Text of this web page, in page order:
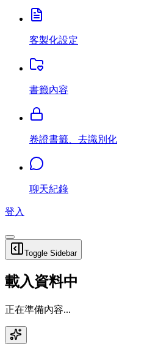
客製化設定
書籤內容
卷證書籤、去識別化
聊天紀錄
登入
Toggle Sidebar
載入資料中
正在準備內容...